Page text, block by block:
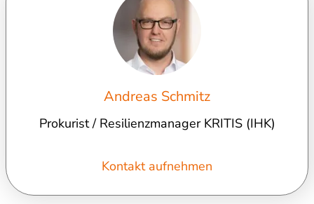
Andreas Schmitz
Prokurist / Resilienzmanager KRITIS (IHK)
Kontakt aufnehmen